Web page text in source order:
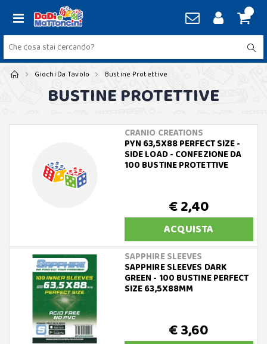
Giochi Da Tavolo Bustine Protettive
BUSTINE PROTETTIVE
CRANIO CREATIONS
PYN 63,5X88 PERFECT SIZE -
SIDE LOAD - CONFEZIONE DA
100 BUSTINE PROTETTIVE
€ 2,40
ACQUISTA
SAPPHIRE SLEEVES
SAPPHIRE SLEEVES DARK
GREEN - 100 BUSTINE PERFECT
SIZE 63,5X88MM
€ 3,60